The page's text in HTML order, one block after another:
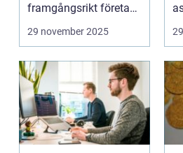
framgångsrikt företag.
29 november 2025